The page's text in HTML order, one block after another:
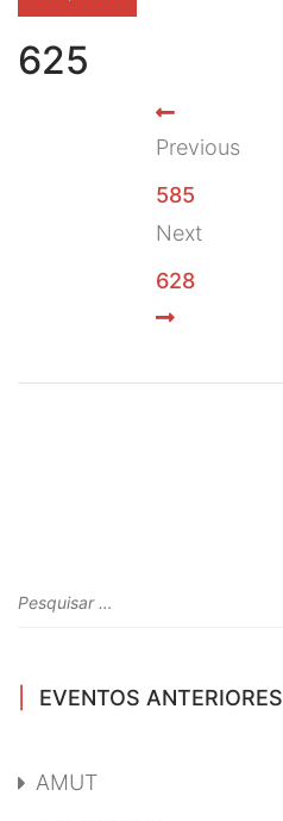
625
Previous
585
Next
628
EVENTOS ANTERIORES
AMUT